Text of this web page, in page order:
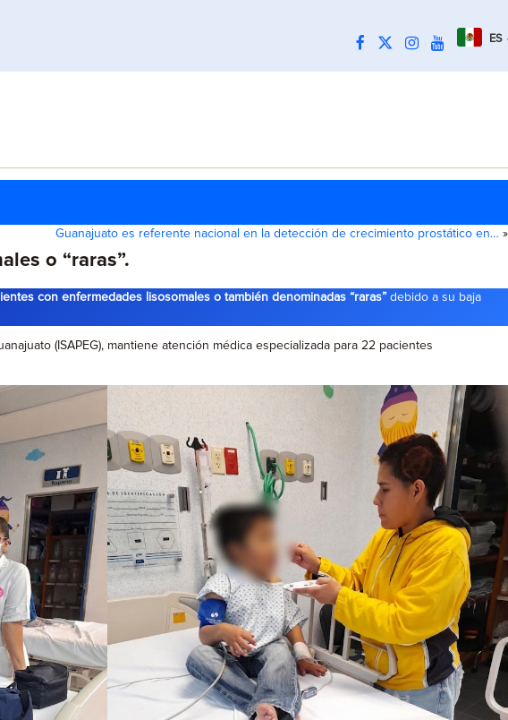
ES
Guanajuato es referente nacional en la detección de crecimiento prostático en… »
o “raras”.
con enfermedades lisosomales o también denominadas “raras” debido a su baja
(ISAPEG), mantiene atención médica especializada para 22 pacientes